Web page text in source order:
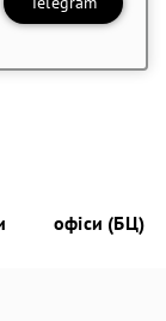
офіси (БЦ)